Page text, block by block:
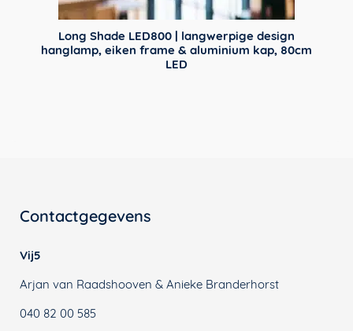
Long Shade LED800 | langwerpige design
hanglamp, eiken frame & aluminium kap, 80cm
LED
Contactgegevens
Vij5
Arjan van Raadshooven & Anieke Branderhorst
040 82 00 585